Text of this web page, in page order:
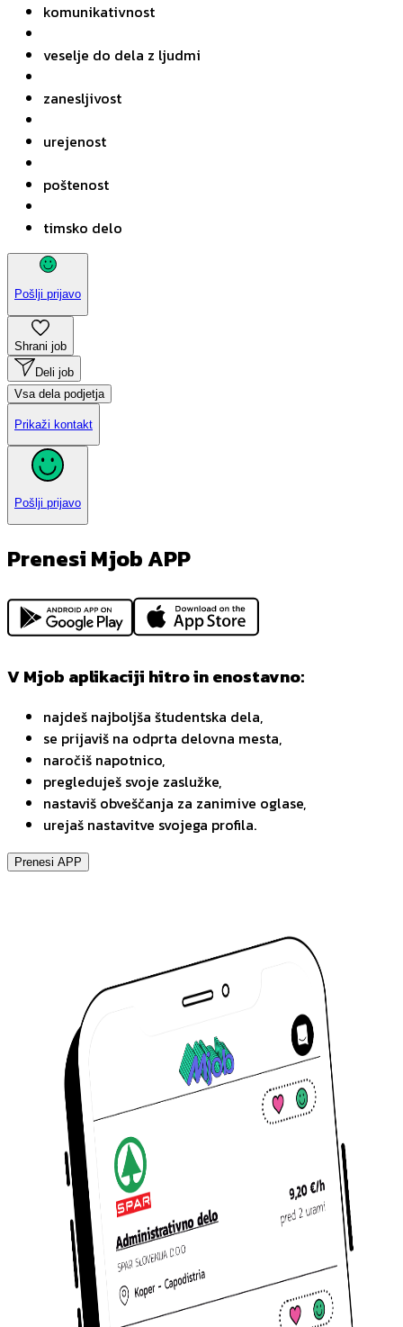
komunikativnost
veselje do dela z ljudmi
zanesljivost
urejenost
poštenost
timsko delo
Pošlji prijavo
Shrani job
Deli job
Vsa dela podjetja
Prikaži kontakt
Pošlji prijavo
Prenesi Mjob APP
V Mjob aplikaciji hitro in enostavno:
najdeš najboljša študentska dela,
se prijaviš na odprta delovna mesta,
naročiš napotnico,
pregleduješ svoje zaslužke,
nastaviš obveščanja za zanimive oglase,
urejaš nastavitve svojega profila.
Prenesi APP